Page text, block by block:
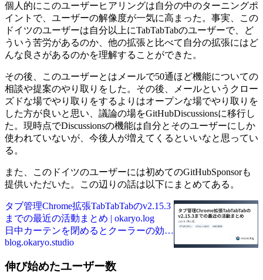
個人的にこのユーザーヒアリングは自分の中のターニングポ
イントで、ユーザーの解像度が一気に高まった。事実、この
ドイツのユーザーは自分以上にTabTabTabのユーザーで、ど
ういう苦労があるのか、他の拡張と比べて自分の拡張にはど
んな良さがあるのかを理解することができた。
その後、このユーザーとはメールで50通ほど機能についての
相談や提案のやり取りをした。その後、メールというクロー
ズドな場でやり取りをするよりはオープンな場でやり取りを
した方が良いと思い、議論の場をGitHubDiscussionsに移行し
た。現時点でDiscussionsの機能は自分とそのユーザーにしか
使われていないが、今後人が増えてくるといいなと思ってい
る。
また、このドイツのユーザーには初めてのGitHubSponsorも
提供いただいた。この辺りの話は以下にまとめてある。
タブ管理Chrome拡張TabTabTabのv2.15.3
までの最近の活動まとめ | okaryo.log
日中カーテンを閉めるとクーラーの効き
が良いことに気づいた
blog.okaryo.studio
伸び始めたユーザー数